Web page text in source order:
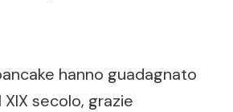
hanno guadagnato
secolo, grazie